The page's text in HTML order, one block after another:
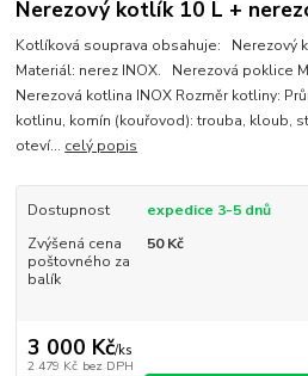
Nerezový kotlík 10 L +
Kotlíková souprava obsahuje: Nerezový
Materiál: nerez INOX. Nerezová poklice
Nerezová kotlina INOX Rozměr kotliny:
kotlinu, komín (kouřovod): trouba, kloub,
oteví... celý popis
Dostupnost
expedice 3-5 dnů
Zvýšená cena
poštovného za
balík
50 Kč
3 000 Kč/ks
2 479 Kč bez DPH